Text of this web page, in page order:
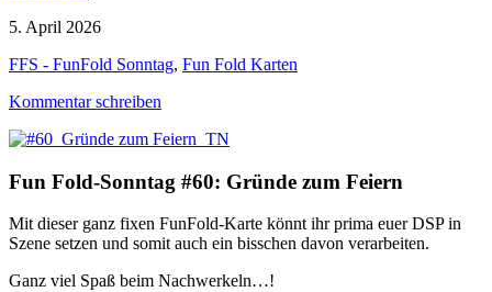
5. April 2026
FFS - FunFold Sonntag, Fun Fold Karten
Kommentar schreiben
Fun Fold-Sonntag #60: Gründe zum Feiern
Mit dieser ganz fixen FunFold-Karte könnt ihr prima euer DSP in
Szene setzen und somit auch ein bisschen davon verarbeiten.
Ganz viel Spaß beim Nachwerkeln…!